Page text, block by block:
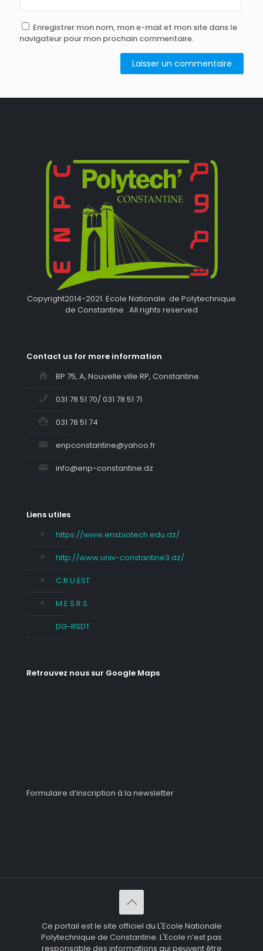
Enregistrer mon nom, mon e-mail et mon site dans le
navigateur pour mon prochain commentaire.
Copyright2014-2021. Ecole Nationale de Polytechnique
de Constantine . All rights reserved
Contact us for more information
BP 75, A, Nouvelle ville RP, Constantine.
031 78 51 70/ 031 78 51 71
031 78 51 74
enpconstantine@yahoo.fr
info@enp-constantine.dz
Liens utiles
https://www.ensbiotech.edu.dz/
http://www.univ-constantine3.dz/
C.R.U.EST
M.E.S.R.S
DG-RSDT
Retrouvez nous sur Google Maps
Formulaire d’inscription à la newsletter
Ce portail est le site officiel du L'Ecole Nationale
Polytechnique de Constantine. L'Ecole n’est pas
responsable des informations qui peuvent être